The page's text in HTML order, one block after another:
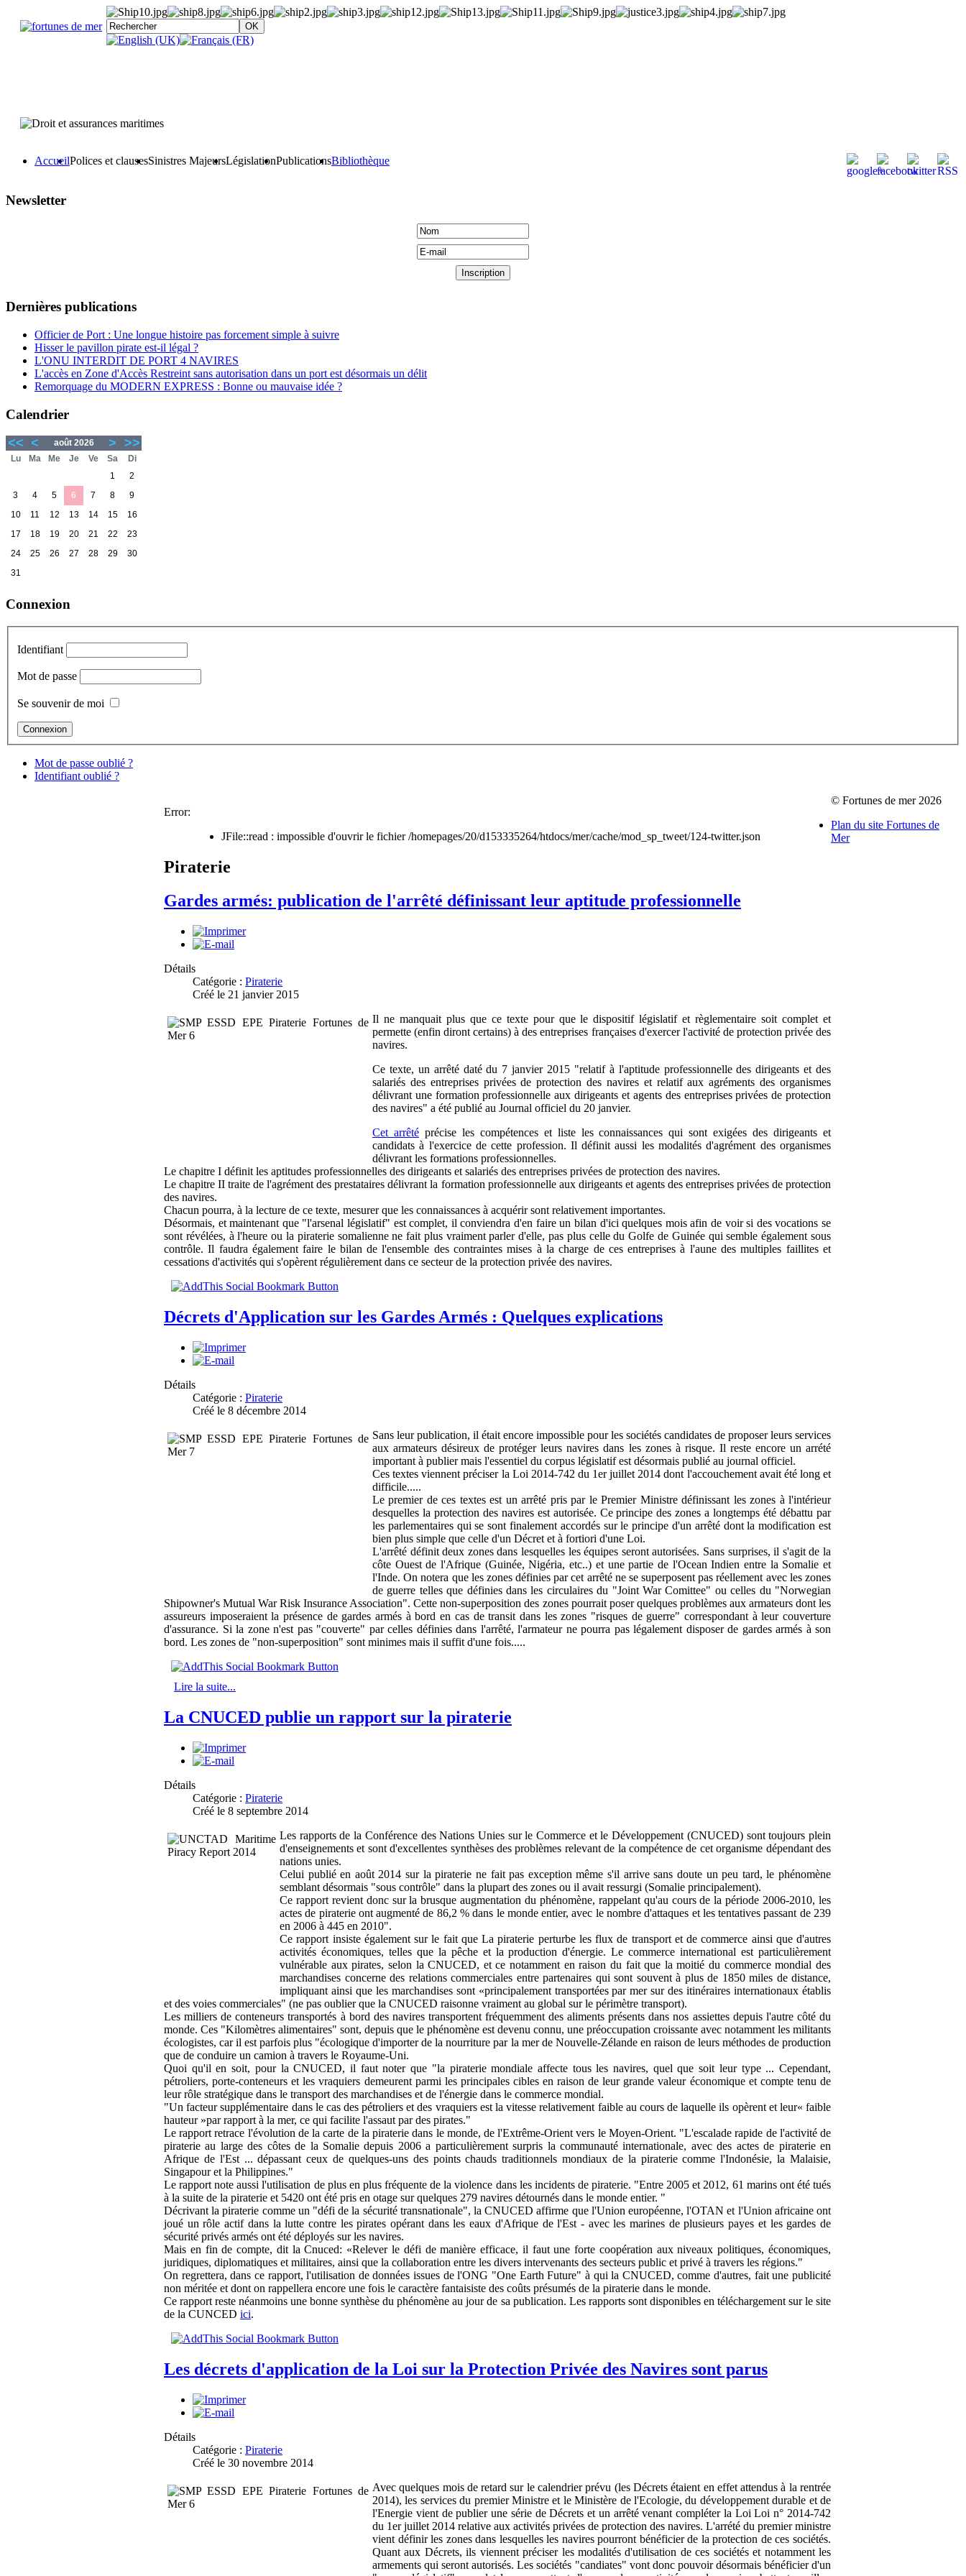
AccueilPolices et clausesSinistres MajeursLégislationPublicationsBibliothèque
Newsletter
Dernières publications
Officier de Port : Une longue histoire pas forcement simple à suivre
Hisser le pavillon pirate est-il légal ?
L'ONU INTERDIT DE PORT 4 NAVIRES
L'accès en Zone d'Accès Restreint sans autorisation dans un port est désormais un délit
Remorquage du MODERN EXPRESS : Bonne ou mauvaise idée ?
Calendrier
<< < août 2026 > >>
Lu Ma Me Je Ve Sa
Di
1
2
3
4 5 6 7 8
9
10
11 12 13 14 15
16
17
18 19 20 21 22
23
24
25 26 27 28 29
30
31
Connexion
Identifiant
Mot de passe
Se souvenir de moi
Mot de passe oublié ?
Identifiant oublié ?
Error:
JFile::read : impossible d'ouvrir le fichier /homepages/20/d153335264/htdocs/mer/cache/mod_sp_tweet/124-twitter.json
Piraterie
Gardes armés: publication de l'arrêté définissant leur aptitude professionnelle
Détails
Catégorie : Piraterie
Créé le 21 janvier 2015
Il ne manquait plus que ce texte pour que le dispositif législatif et règlementaire soit complet et
permette (enfin diront certains) à des entreprises françaises d'exercer l'activité de protection privée des
navires.
Ce texte, un arrêté daté du 7 janvier 2015 "relatif à l'aptitude professionnelle des dirigeants et des
salariés des entreprises privées de protection des navires et relatif aux agréments des organismes
délivrant une formation professionnelle aux dirigeants et agents des entreprises privées de protection
des navires" a été publié au Journal officiel du 20 janvier.
Cet arrêtéprécise les compétences et liste les connaissances qui sont exigées des dirigeants et
candidats à l'exercice de cette profession. Il définit aussi les modalités d'agrément des organismes
délivrant les formations professionnelles.
Le chapitre I définit les aptitudes professionnelles des dirigeants et salariés des entreprises privées de protection des navires.
Le chapitre II traite de l'agrément des prestataires délivrant la formation professionnelle aux dirigeants et agents des entreprises privées de protection
des navires.
Chacun pourra, à la lecture de ce texte, mesurer que les connaissances à acquérir sont relativement importantes.
Désormais, et maintenant que "l'arsenal législatif" est complet, il conviendra d'en faire un bilan d'ici quelques mois afin de voir si des vocations se
sont révélées, à l'heure ou la piraterie somalienne ne fait plus vraiment parler d'elle, pas plus celle du Golfe de Guinée qui semble également sous
contrôle. Il faudra également faire le bilan de l'ensemble des contraintes mises à la charge de ces entreprises à l'aune des multiples faillites et
cessations d'activités qui s'opèrent régulièrement dans ce secteur de la protection privée des navires.
Décrets d'Application sur les Gardes Armés : Quelques explications
Détails
Catégorie : Piraterie
Créé le 8 décembre 2014
Sans leur publication, il était encore impossible pour les sociétés candidates de proposer leurs services
aux armateurs désireux de protéger leurs navires dans les zones à risque. Il reste encore un arrété
important à publier mais l'essentiel du corpus législatif est désormais publié au journal officiel.
Ces textes viennent préciser la Loi 2014-742 du 1er juillet 2014 dont l'accouchement avait été long et
difficile.....
Le premier de ces textes est un arrêté pris par le Premier Ministre définissant les zones à l'intérieur
desquelles la protection des navires est autorisée. Ce principe des zones a longtemps été débattu par
les parlementaires qui se sont finalement accordés sur le principe d'un arrêté dont la modification est
bien plus simple que celle d'un Décret et à fortiori d'une Loi.
L'arrêté définit deux zones dans lesquelles les équipes seront autorisées. Sans surprises, il s'agit de la
côte Ouest de l'Afrique (Guinée, Nigéria, etc..) et une partie de l'Ocean Indien entre la Somalie et
l'Inde. On notera que les zones définies par cet arrêté ne se superposent pas réellement avec les zones
de guerre telles que définies dans les circulaires du "Joint War Comittee" ou celles du "Norwegian
Shipowner's Mutual War Risk Insurance Association". Cette non-superposition des zones pourrait poser quelques problèmes aux armateurs dont les
assureurs imposeraient la présence de gardes armés à bord en cas de transit dans les zones "risques de guerre" correspondant à leur couverture
d'assurance. Si la zone n'est pas "couverte" par celles définies dans l'arrêté, l'armateur ne pourra pas légalement disposer de gardes armés à son
bord. Les zones de "non-superposition" sont minimes mais il suffit d'une fois.....
Lire la suite...
La CNUCED publie un rapport sur la piraterie
Détails
Catégorie : Piraterie
Créé le 8 septembre 2014
Les rapports de la Conférence des Nations Unies sur le Commerce et le Développement (CNUCED) sont toujours plein
d'enseignements et sont d'excellentes synthèses des problèmes relevant de la compétence de cet organisme dépendant des
nations unies.
Celui publié en août 2014 sur la piraterie ne fait pas exception même s'il arrive sans doute un peu tard, le phénomène
semblant désormais "sous contrôle" dans la plupart des zones ou il avait ressurgi (Somalie principalement).
Ce rapport revient donc sur la brusque augmentation du phénomène, rappelant qu'au cours de la période 2006-2010, les
actes de piraterie ont augmenté de 86,2 % dans le monde entier, avec le nombre d'attaques et les tentatives passant de 239
en 2006 à 445 en 2010".
Ce rapport insiste également sur le fait que La piraterie perturbe les flux de transport et de commerce ainsi que d'autres
activités économiques, telles que la pêche et la production d'énergie. Le commerce international est particulièrement
vulnérable aux pirates, selon la CNUCED, et ce notamment en raison du fait que la moitié du commerce mondial des
marchandises concerne des relations commerciales entre partenaires qui sont souvent à plus de 1850 miles de distance,
impliquant ainsi que les marchandises sont «principalement transportées par mer sur des itinéraires internationaux établis
et des voies commerciales" (ne pas oublier que la CNUCED raisonne vraiment au global sur le périmètre transport).
Les milliers de conteneurs transportés à bord des navires transportent fréquemment des aliments présents dans nos assiettes depuis l'autre côté du
monde. Ces "Kilomètres alimentaires" sont, depuis que le phénomène est devenu connu, une préoccupation croissante avec notamment les militants
écologistes, car il est parfois plus "écologique d'importer de la nourriture par la mer de Nouvelle-Zélande en raison de leurs méthodes de production
que de conduire un camion à travers le Royaume-Uni.
Quoi qu'il en soit, pour la CNUCED, il faut noter que "la piraterie mondiale affecte tous les navires, quel que soit leur type ... Cependant,
pétroliers, porte-conteneurs et les vraquiers demeurent parmi les principales cibles en raison de leur grande valeur économique et compte tenu de
leur rôle stratégique dans le transport des marchandises et de l'énergie dans le commerce mondial.
"Un facteur supplémentaire dans le cas des pétroliers et des vraquiers est la vitesse relativement faible au cours de laquelle ils opèrent et leur« faible
hauteur »par rapport à la mer, ce qui facilite l'assaut par des pirates."
Le rapport retrace l'évolution de la carte de la piraterie dans le monde, de l'Extrême-Orient vers le Moyen-Orient. "L'escalade rapide de l'activité de
piraterie au large des côtes de la Somalie depuis 2006 a particulièrement surpris la communauté internationale, avec des actes de piraterie en
Afrique de l'Est ... dépassant ceux de quelques-uns des points chauds traditionnels mondiaux de la piraterie comme l'Indonésie, la Malaisie,
Singapour et la Philippines."
Le rapport note aussi l'utilisation de plus en plus fréquente de la violence dans les incidents de piraterie. "Entre 2005 et 2012, 61 marins ont été tués
à la suite de la piraterie et 5420 ont été pris en otage sur quelques 279 navires détournés dans le monde entier. "
Décrivant la piraterie comme un "défi de la sécurité transnationale", la CNUCED affirme que l'Union européenne, l'OTAN et l'Union africaine ont
joué un rôle actif dans la lutte contre les pirates opérant dans les eaux d'Afrique de l'Est - avec les marines de plusieurs payes et les gardes de
sécurité privés armés ont été déployés sur les navires.
Mais en fin de compte, dit la Cnuced: «Relever le défi de manière efficace, il faut une forte coopération aux niveaux politiques, économiques,
juridiques, diplomatiques et militaires, ainsi que la collaboration entre les divers intervenants des secteurs public et privé à travers les régions."
On regrettera, dans ce rapport, l'utilisation de données issues de l'ONG "One Earth Future" à qui la CNUCED, comme d'autres, fait une publicité
non méritée et dont on rappellera encore une fois le caractère fantaisiste des coûts présumés de la piraterie dans le monde.
Ce rapport reste néanmoins une bonne synthèse du phénomène au jour de sa publication. Les rapports sont disponibles en téléchargement sur le site
de la CUNCED ici.
Les décrets d'application de la Loi sur la Protection Privée des Navires sont parus
Détails
Catégorie : Piraterie
Créé le 30 novembre 2014
Avec quelques mois de retard sur le calendrier prévu (les Décrets étaient en effet attendus à la rentrée
2014), les services du premier Ministre et le Ministère de l'Ecologie, du développement durable et de
l'Energie vient de publier une série de Décrets et un arrêté venant compléter la Loi Loi n° 2014-742
du 1er juillet 2014 relative aux activités privées de protection des navires. L'arrété du premier ministre
vient définir les zones dans lesquelles les navires pourront bénéficier de la protection de ces sociétés.
Quant aux Décrets, ils viennent préciser les modalités d'utilisation de ces sociétés et notamment les
armements qui seront autorisés. Les sociétés "candiates" vont donc pouvoir désormais bénéficier d'un
© Fortunes de mer 2026
Plan du site Fortunes de
Mer